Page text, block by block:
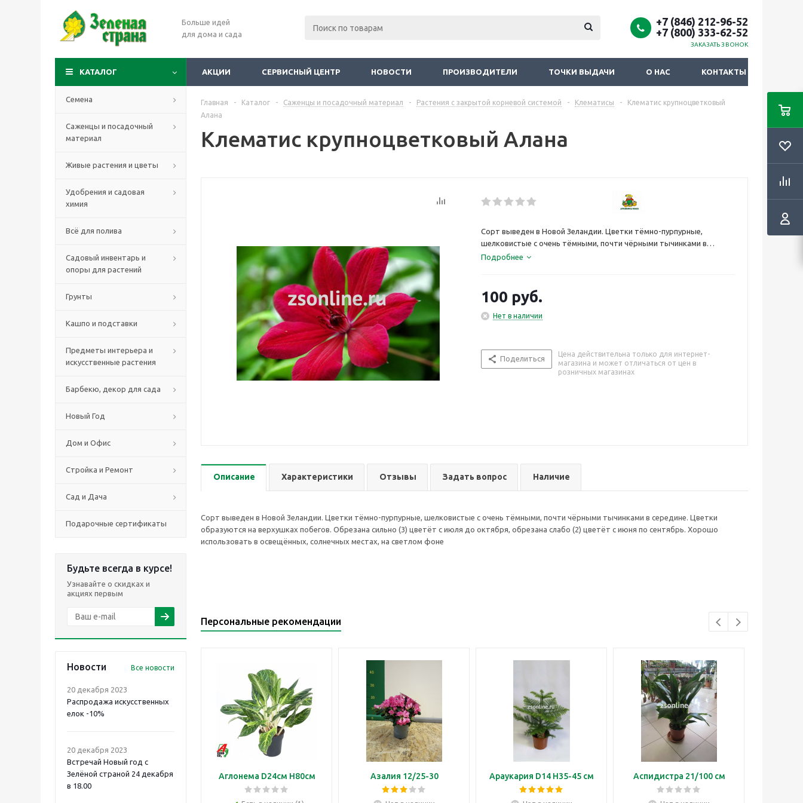
Больше идей
для дома и сада
+7 (846) 212-96-52
+7 (800) 333-62-52
ЗАКАЗАТЬ ЗВОНОК
КАТАЛОГ АКЦИИ СЕРВИСНЫЙ ЦЕНТР НОВОСТИ ПРОИЗВОДИТЕЛИ ТОЧКИ ВЫДАЧИ О НАС КОНТАКТЫ
Семена
Саженцы и посадочный
материал
Живые растения и цветы
Удобрения и садовая
химия
Всё для полива
Садовый инвентарь и
опоры для растений
Грунты
Кашпо и подставки
Предметы интерьера и
искусственные растения
Барбекю, декор для сада
Новый Год
Дом и Офис
Стройка и Ремонт
Сад и Дача
Подарочные сертификаты
Будьте всегда в курсе!
Узнавайте о скидках и
акциях первым
Новости Все новости
20 декабря 2023
Распродажа искусственных
елок -10%
20 декабря 2023
Встречай Новый год с
Зелёной страной 24 декабря
в 18.00
Главная - Каталог - Саженцы и посадочный материал - Растения с закрытой корневой системой - Клематисы -
Клематис крупноцветковый
Алана
Клематис крупноцветковый Алана
Сорт выведен в Новой Зеландии. Цветки тёмно-пурпурные,
шелковистые с очень тёмными, почти чёрными тычинками в
середине. Цветки образуются на верхушках побегов. Обрезана
местах, на светлом фоне
Подробнее
100 руб.
Нет в наличии
Поделиться
Цена действительна только для интернет-
магазина и может отличаться от цен в
розничных магазинах
Описание Характеристики Отзывы Задать вопрос Наличие
Сорт выведен в Новой Зеландии. Цветки тёмно-пурпурные, шелковистые с очень тёмными, почти чёрными тычинками в середине. Цветки
образуются на верхушках побегов. Обрезана сильно (3) цветёт с июля до октября, обрезана слабо (2) цветёт с июня по сентябрь. Хорошо
использовать в освещённых, солнечных местах, на светлом фоне
Персональные рекомендации
Аглонема D24см H80см Азалия 12/25-30 Араукария D14 H35-45 см Аспидистра 21/100 см